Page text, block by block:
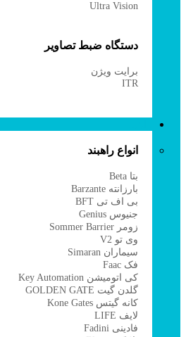
Ultra Vision
دستگاه ضبط تصاویر
برایت ویژن
ITR
انواع راهبند
بتا Beta
بارزانته Barzante
بی اف تی BFT
جنیوس Genius
زومر Sommer Barrier
وی تو V2
سیماران Simaran
فک Faac
کی اتومیشن Key Automation
گلدن گیت GOLDEN GATE
کانه گیتس Kone Gates
لایف LIFE
فادینی Fadini